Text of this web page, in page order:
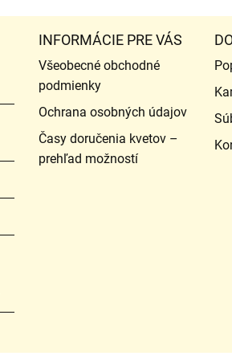
INFORMÁCIE PRE VÁS
Všeobecné obchodné
podmienky
Ochrana osobných údajov
Časy doručenia kvetov –
prehľad možností